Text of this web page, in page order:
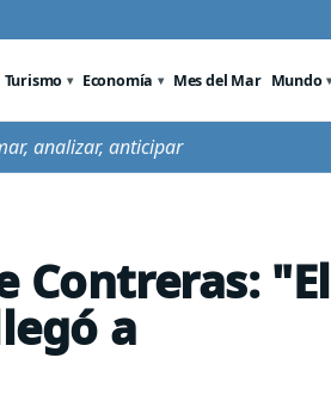
Turismo Economía Mes del Mar Mundo
analizar, anticipar
Contreras: "El
a